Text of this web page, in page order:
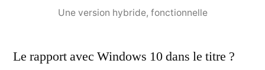
Une version hybride, fonctionnelle
Le rapport avec Windows 10 dans le titre ?